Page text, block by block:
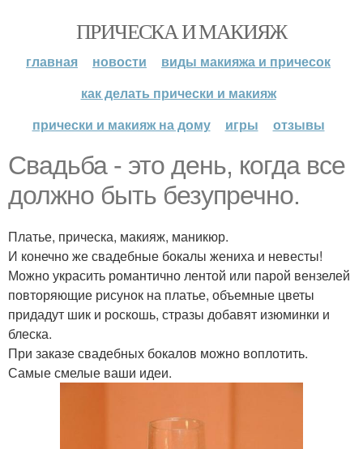
ПРИЧЕСКА И МАКИЯЖ
главная новости
виды макияжа и причесок
как делать прически и макияж
прически и макияж на дому
игры отзывы
Свадьба - это день, когда все
должно быть безупречно.
Платье, прическа, макияж, маникюр.
И конечно же свадебные бокалы жениха и невесты!
Можно украсить романтично лентой или парой вензелей
повторяющие рисунок на платье, объемные цветы
придадут шик и роскошь, стразы добавят изюминки и
блеска.
При заказе свадебных бокалов можно воплотить.
Самые смелые ваши идеи.